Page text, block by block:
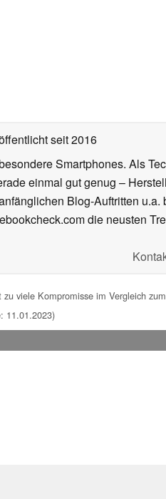
seit 2016
Smartphones. Als
einmal gut genug –
Blog-Auftritten u.a.
die neusten
viele Kompromisse im Vergleich
11.01.2023)